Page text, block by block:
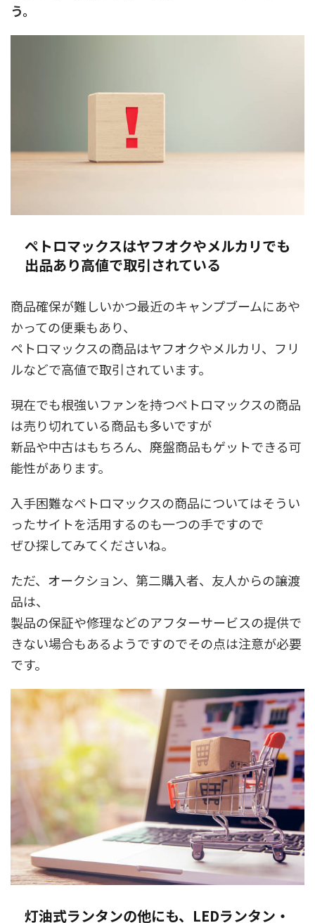
う。
ペトロマックスはヤフオクやメルカリでも
出品あり高値で取引されている
商品確保が難しいかつ最近のキャンプブームにあや
かっての便乗もあり、
ペトロマックスの商品はヤフオクやメルカリ、フリ
ルなどで高値で取引されています。
現在でも根強いファンを持つペトロマックスの商品
は売り切れている商品も多いですが
新品や中古はもちろん、廃盤商品もゲットできる可
能性があります。
入手困難なペトロマックスの商品についてはそうい
ったサイトを活用するのも一つの手ですので
ぜひ探してみてくださいね。
ただ、オークション、第二購入者、友人からの譲渡
品は、
製品の保証や修理などのアフターサービスの提供で
きない場合もあるようですのでその点は注意が必要
です。
灯油式ランタンの他にも、LEDランタン・